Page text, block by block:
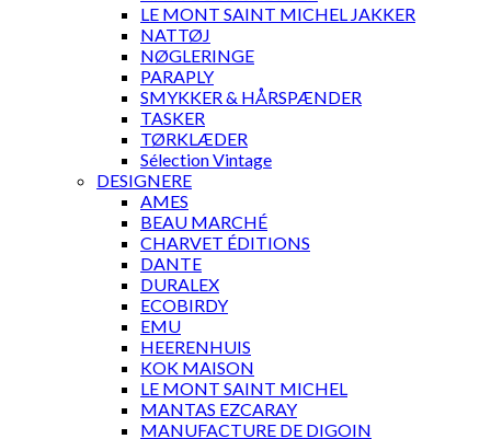
LE MONT SAINT MICHEL JAKKER
NATTØJ
NØGLERINGE
PARAPLY
SMYKKER & HÅRSPÆNDER
TASKER
TØRKLÆDER
Sélection Vintage
DESIGNERE
AMES
BEAU MARCHÉ
CHARVET ÉDITIONS
DANTE
DURALEX
ECOBIRDY
EMU
HEERENHUIS
KOK MAISON
LE MONT SAINT MICHEL
MANTAS EZCARAY
MANUFACTURE DE DIGOIN